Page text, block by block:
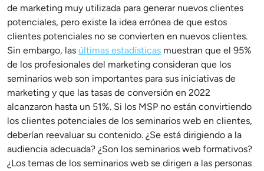
de marketing muy utilizada para generar nuevos clientes
potenciales, pero existe la idea errónea de que estos
clientes potenciales no se convierten en nuevos clientes.
Sin embargo, las últimas estadísticas muestran que el 95%
de los profesionales del marketing consideran que los
seminarios web son importantes para sus iniciativas de
marketing y que las tasas de conversión en 2022
alcanzaron hasta un 51%. Si los MSP no están convirtiendo
los clientes potenciales de los seminarios web en clientes,
deberían reevaluar su contenido. ¿Se está dirigiendo a la
audiencia adecuada? ¿Son los seminarios web formativos?
¿Los temas de los seminarios web se dirigen a las personas